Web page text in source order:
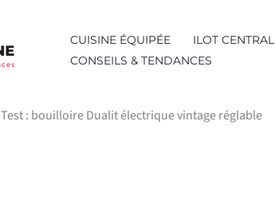
CUISINE ÉQUIPÉE ILOT CENTRAL
CONSEILS & TENDANCES
Test : bouilloire Dualit électrique vintage réglable